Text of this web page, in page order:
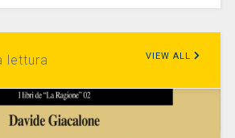
lettura VIEW ALL